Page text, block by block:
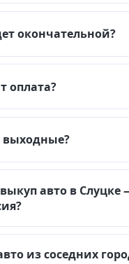
окончательной?
оплата?
выходные?
авто в Слуцке
из соседних